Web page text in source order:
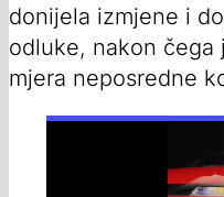
donijela izmjene i
odluke, nakon čega
mjera neposredne